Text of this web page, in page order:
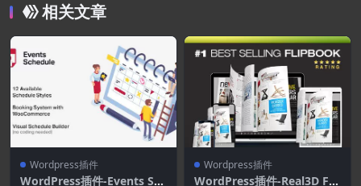
相关文章
Wordpress插件
WordPress插件-Events Sch
Wordpress插件
WordPress插件-Real3D Fli